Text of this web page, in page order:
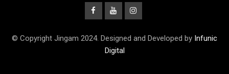
© Copyright Jingam 2024. Designed and Developed by Infunic
Digital